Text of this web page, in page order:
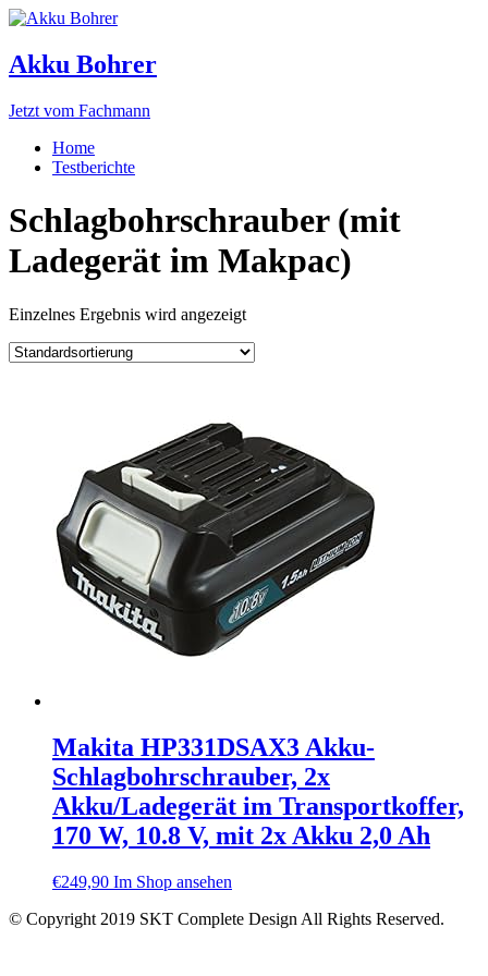
Akku Bohrer
Jetzt vom Fachmann
Home
Testberichte
Schlagbohrschrauber (mit
Ladegerät im Makpac)
Einzelnes Ergebnis wird angezeigt
Makita HP331DSAX3 Akku-
Schlagbohrschrauber, 2x
Akku/Ladegerät im Transportkoffer,
170 W, 10.8 V, mit 2x Akku 2,0 Ah
€249,90 Im Shop ansehen
© Copyright 2019 SKT Complete Design All Rights Reserved.